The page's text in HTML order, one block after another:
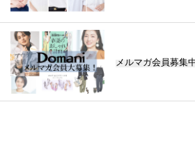
メルマガ会員募集